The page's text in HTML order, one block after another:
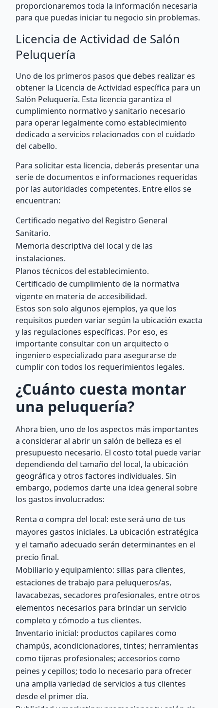
proporcionaremos toda la información necesaria
para que puedas iniciar tu negocio sin problemas.
Licencia de Actividad de Salón
Peluquería
Uno de los primeros pasos que debes realizar es
obtener la Licencia de Actividad específica para un
Salón Peluquería. Esta licencia garantiza el
cumplimiento normativo y sanitario necesario
para operar legalmente como establecimiento
dedicado a servicios relacionados con el cuidado
del cabello.
Para solicitar esta licencia, deberás presentar una
serie de documentos e informaciones requeridas
por las autoridades competentes. Entre ellos se
encuentran:
Certificado negativo del Registro General
Sanitario.
Memoria descriptiva del local y de las
instalaciones.
Planos técnicos del establecimiento.
Certificado de cumplimiento de la normativa
vigente en materia de accesibilidad.
Estos son solo algunos ejemplos, ya que los
requisitos pueden variar según la ubicación exacta
y las regulaciones específicas. Por eso, es
importante consultar con un arquitecto o
ingeniero especializado para asegurarse de
cumplir con todos los requerimientos legales.
¿Cuánto cuesta montar
una peluquería?
Ahora bien, uno de los aspectos más importantes
a considerar al abrir un salón de belleza es el
presupuesto necesario. El costo total puede variar
dependiendo del tamaño del local, la ubicación
geográfica y otros factores individuales. Sin
embargo, podemos darte una idea general sobre
los gastos involucrados:
Renta o compra del local: este será uno de tus
mayores gastos iniciales. La ubicación estratégica
y el tamaño adecuado serán determinantes en el
precio final.
Mobiliario y equipamiento: sillas para clientes,
estaciones de trabajo para peluqueros/as,
lavacabezas, secadores profesionales, entre otros
elementos necesarios para brindar un servicio
completo y cómodo a tus clientes.
Inventario inicial: productos capilares como
champús, acondicionadores, tintes; herramientas
como tijeras profesionales; accesorios como
peines y cepillos; todo lo necesario para ofrecer
una amplia variedad de servicios a tus clientes
desde el primer día.